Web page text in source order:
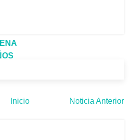
Inicio Noticia Anterior